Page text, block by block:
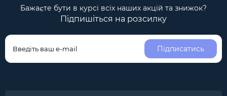
Бажаєте бути в курсі всіх наших акцій та знижок?
Підпишіться на розсилку
Підписатись